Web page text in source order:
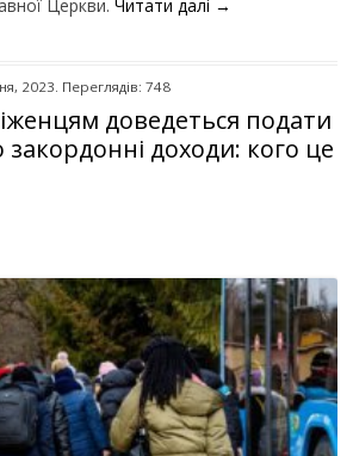
Церкви. Читати далі →
2023. Переглядів: 748
доведеться подати
закордонні доходи: кого це